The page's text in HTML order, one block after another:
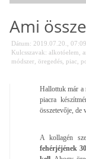
Ami
Dátum: 2019.07.20., 07:09
Kulcsszavak: alkotóelem
módszer öregedés piac
Hallottuk már a
piacra
összetevője, de
A kollagén
fehérjéjének